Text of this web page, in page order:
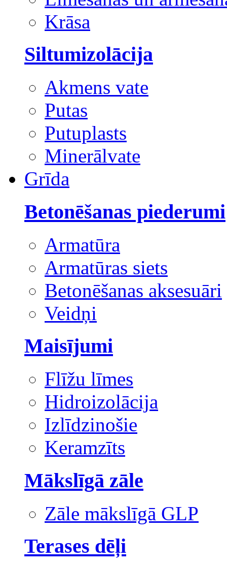
Krāsa
Siltumizolācija
Akmens vate
Putas
Putuplasts
Minerālvate
Grīda
Betonēšanas piederumi
Armatūra
Armatūras siets
Betonēšanas aksesuāri
Veidņi
Maisījumi
Flīžu līmes
Hidroizolācija
Izlīdzinošie
Keramzīts
Mākslīgā zāle
Zāle mākslīgā GLP
Terases dēļi